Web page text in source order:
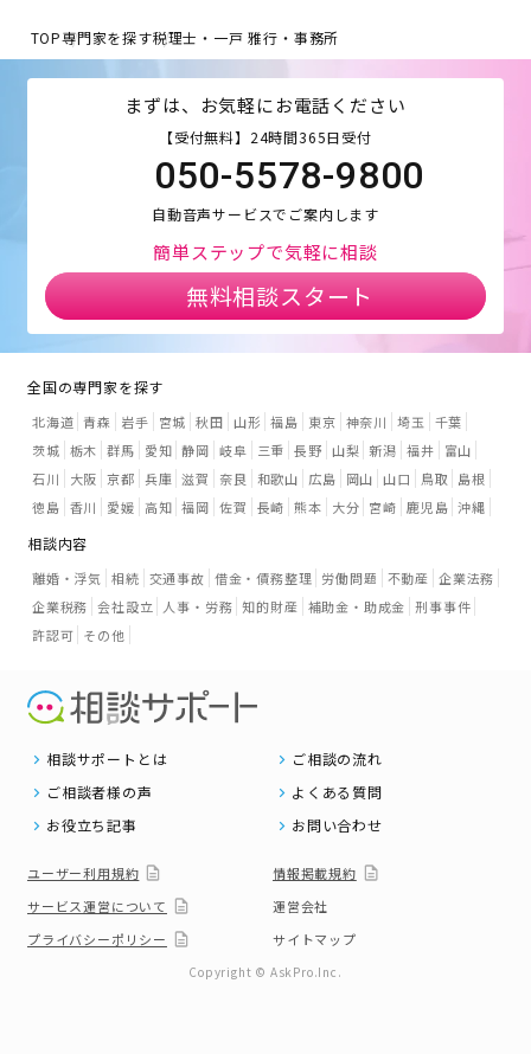
TOP専門家を探す税理士・一戸 雅行・事務所
まずは、お気軽にお電話ください
【受付無料】24時間365日受付
050-5578-9800
自動音声サービスでご案内します
簡単ステップで気軽に相談
無料相談スタート
全国の専門家を探す
北海道 青森 岩手 宮城 秋田 山形 福島 東京 神奈川 埼玉
千葉
茨城 栃木 群馬 愛知 静岡 岐阜 三重 長野 山梨 新潟 福井
富山
石川
大阪 京都 兵庫 滋賀 奈良 和歌山 広島 岡山 山口 鳥取
島根
徳島 香川 愛媛 高知 福岡 佐賀 長崎 熊本 大分 宮崎 鹿児島 沖縄
相談内容
離婚・浮気 相続 交通事故 借金・債務整理 労働問題 不動産 企業法務
企業税務 会社設立 人事・労務 知的財産 補助金・助成金 刑事事件
許認可 その他
相談サポートとは
ご相談の流れ
ご相談者様の声
よくある質問
お役立ち記事
お問い合わせ
ユーザー利用規約
情報掲載規約
サービス運営について
運営会社
プライバシーポリシー
サイトマップ
Copyright © AskPro.Inc.